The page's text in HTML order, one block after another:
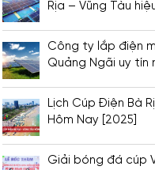
Rịa – Vũng Tàu
Công ty lắp điện
Quảng Ngãi uy tín
Lịch Cúp Điện Bà
Hôm Nay [2025]
Giải bóng đá cúp